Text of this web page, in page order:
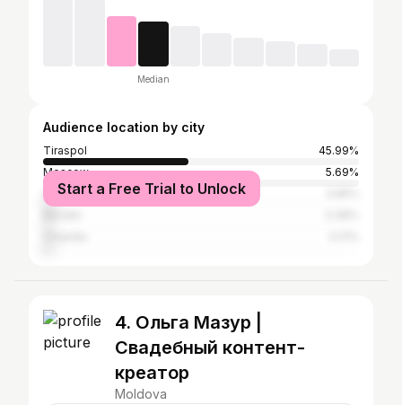
Median
Audience location by city
Tiraspol
45.99%
Moscow
5.69%
Odesa
Start a Free Trial to Unlock
4. Ольга Мазур |
Свадебный контент-
креатор
Moldova